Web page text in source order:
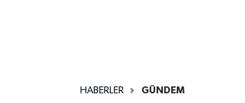
HABERLER GÜNDEM